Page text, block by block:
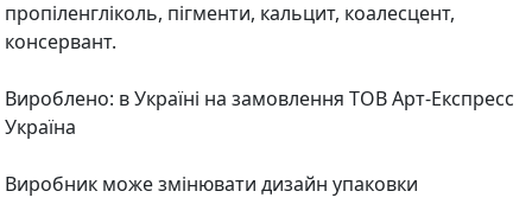
пропіленгліколь, пігменти, кальцит, коалесцент,
консервант.
Вироблено: в Україні на замовлення ТОВ Арт-Експресс
Україна
Виробник може змінювати дизайн упаковки